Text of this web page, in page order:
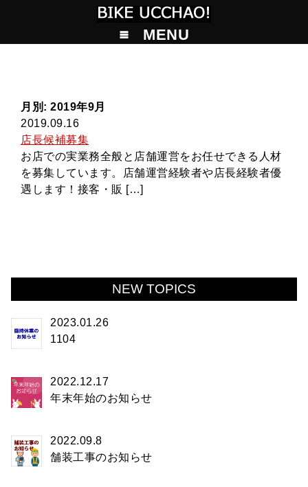
MENU
月別: 2019年9月
2019.09.16
店長候補募集
お店での実業務全般と店舗運営をお任せできる人材
を募集しています。店舗運営経験者や店長経験者優
遇します！接客・販 […]
NEW TOPICS
2023.01.26
1104
2022.12.17
年末年始のお知らせ
2022.09.8
舗装工事のお知らせ